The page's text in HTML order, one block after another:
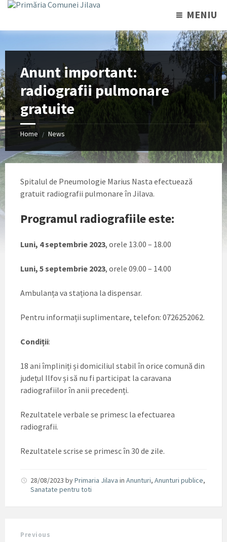
MENIU
Anunt important:
radiografii pulmonare
gratuite
Home / News
Spitalul de Pneumologie Marius Nasta efectuează
gratuit radiografii pulmonare în Jilava.
Programul radiografiile este:
Luni, 4 septembrie 2023, orele 13.00 – 18.00
Luni, 5 septembrie 2023, orele 09.00 – 14.00
Ambulanța va staționa la dispensar.
Pentru informații suplimentare, telefon: 0726252062.
Condiții:
18 ani împliniți și domiciliul stabil în orice comună din
județul Ilfov și să nu fi participat la caravana
radiografiilor în anii precedenți.
Rezultatele verbale se primesc la efectuarea
radiografii.
Rezultatele scrise se primesc în 30 de zile.
28/08/2023 byPrimaria Jilava in Anunturi, Anunturi publice,
Sanatate pentru toti
Previous